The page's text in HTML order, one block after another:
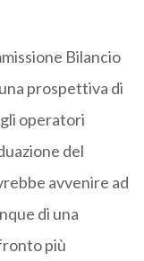
Bilancio
prospettiva di
operatori
del
avvenire ad
di una
più